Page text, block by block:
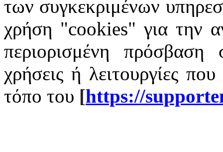
των συγκεκριμένων
χρήση "cookies" για την
περιορισμένη πρόσβαση
χρήσεις ή λειτουργίες
τόπο του [https://